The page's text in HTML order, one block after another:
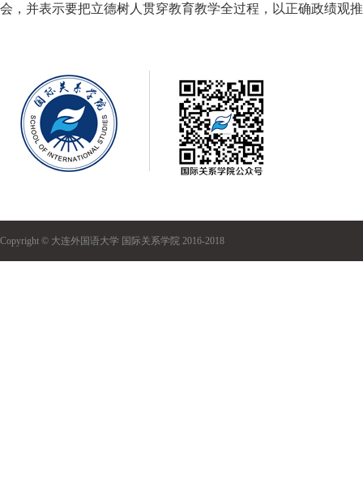
会，并表示要把立德树人贯穿教育教学全过程，以正确政绩观
Copyright © 大连外国语大学 国际关系学院 2016-2018